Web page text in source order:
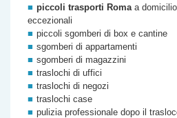
piccoli trasporti Romaa
eccezionali
piccoli sgomberi di box e cantine
sgomberi di appartamenti
sgomberi di magazzini
traslochi di uffici
traslochi di negozi
traslochi case
pulizia professionale dopo il